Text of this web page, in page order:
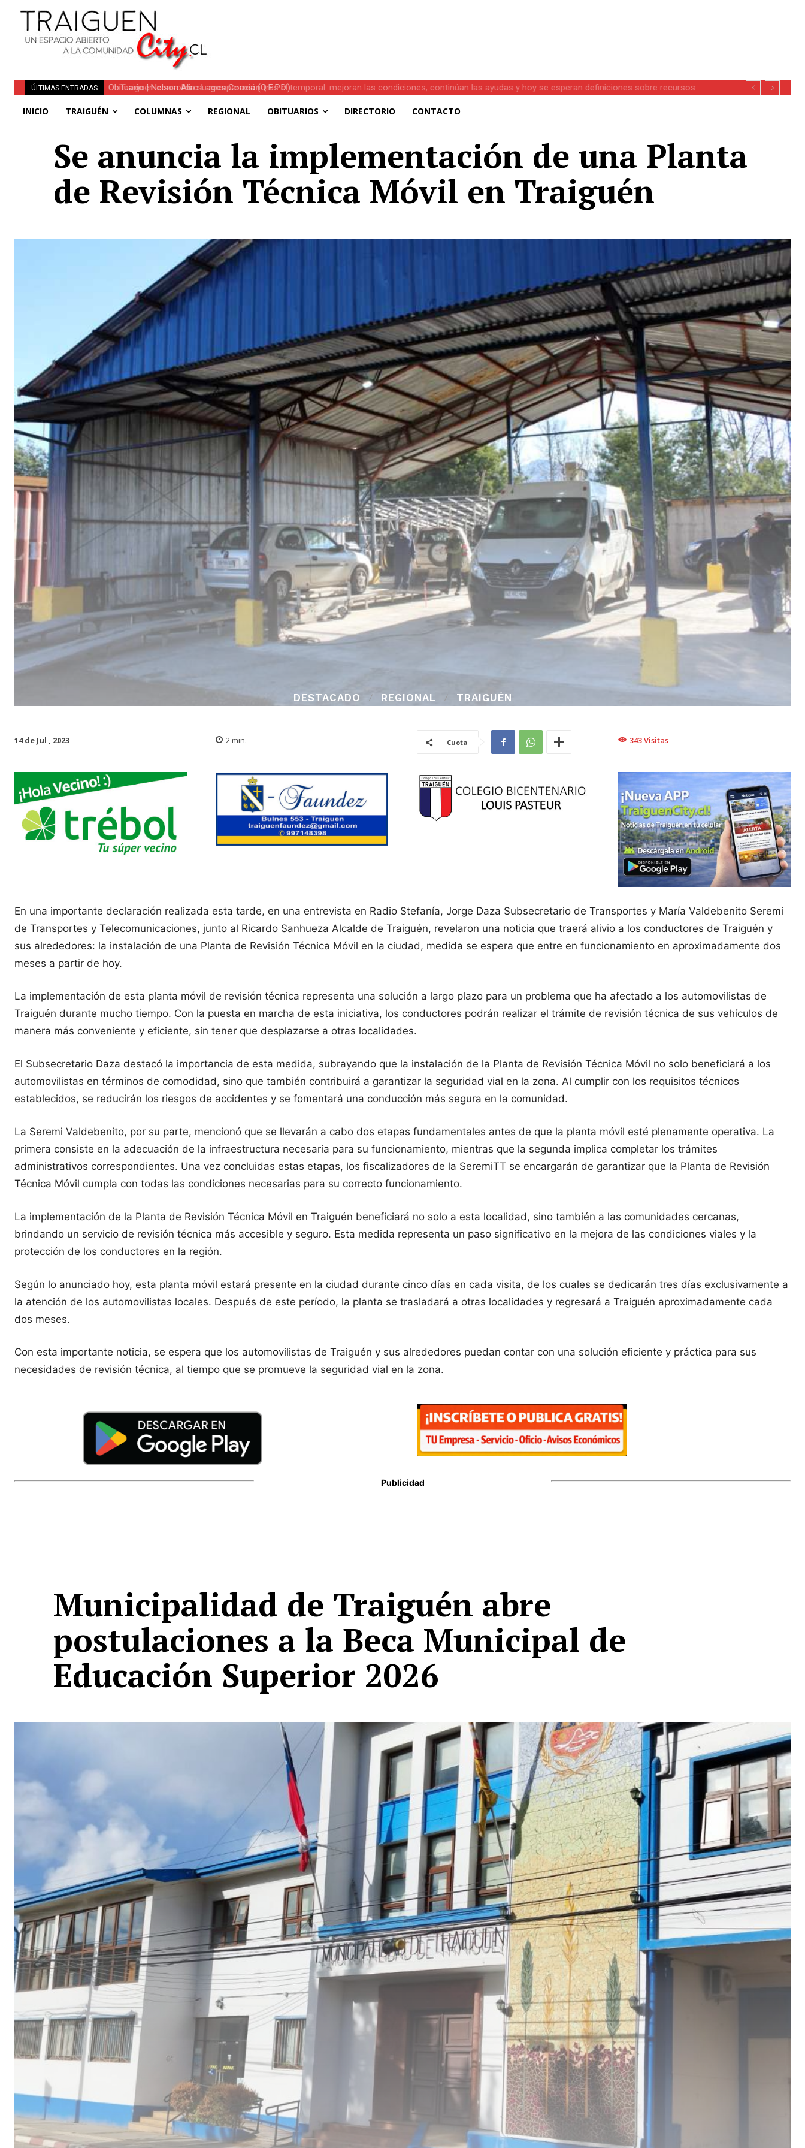
ÚLTIMAS ENTRADAS
Traiguén consolida su recuperación tras el temporal: mejoran las condiciones, continúan las ayudas y hoy se esperan definiciones sobre recursos
INICIO TRAIGUÉN COLUMNAS REGIONAL OBITUARIOS DIRECTORIO CONTACTO
Se anuncia la implementación de una Planta
de Revisión Técnica Móvil en Traiguén
DESTACADO REGIONAL TRAIGUÉN
14 de Jul , 2023 2 min. Cuota 343Visitas
En una importante declaración realizada esta tarde, en una entrevista en Radio Stefanía, Jorge Daza Subsecretario de Transportes y María Valdebenito Seremi
de Transportes y Telecomunicaciones, junto al Ricardo Sanhueza Alcalde de Traiguén, revelaron una noticia que traerá alivio a los conductores de Traiguén y
sus alrededores: la instalación de una Planta de Revisión Técnica Móvil en la ciudad, medida se espera que entre en funcionamiento en aproximadamente dos
meses a partir de hoy.
La implementación de esta planta móvil de revisión técnica representa una solución a largo plazo para un problema que ha afectado a los automovilistas de
Traiguén durante mucho tiempo. Con la puesta en marcha de esta iniciativa, los conductores podrán realizar el trámite de revisión técnica de sus vehículos de
manera más conveniente y eficiente, sin tener que desplazarse a otras localidades.
El Subsecretario Daza destacó la importancia de esta medida, subrayando que la instalación de la Planta de Revisión Técnica Móvil no solo beneficiará a los
automovilistas en términos de comodidad, sino que también contribuirá a garantizar la seguridad vial en la zona. Al cumplir con los requisitos técnicos
establecidos, se reducirán los riesgos de accidentes y se fomentará una conducción más segura en la comunidad.
La Seremi Valdebenito, por su parte, mencionó que se llevarán a cabo dos etapas fundamentales antes de que la planta móvil esté plenamente operativa. La
primera consiste en la adecuación de la infraestructura necesaria para su funcionamiento, mientras que la segunda implica completar los trámites
administrativos correspondientes. Una vez concluidas estas etapas, los fiscalizadores de la SeremiTT se encargarán de garantizar que la Planta de Revisión
Técnica Móvil cumpla con todas las condiciones necesarias para su correcto funcionamiento.
La implementación de la Planta de Revisión Técnica Móvil en Traiguén beneficiará no solo a esta localidad, sino también a las comunidades cercanas,
brindando un servicio de revisión técnica más accesible y seguro. Esta medida representa un paso significativo en la mejora de las condiciones viales y la
protección de los conductores en la región.
Según lo anunciado hoy, esta planta móvil estará presente en la ciudad durante cinco días en cada visita, de los cuales se dedicarán tres días exclusivamente a
la atención de los automovilistas locales. Después de este período, la planta se trasladará a otras localidades y regresará a Traiguén aproximadamente cada
dos meses.
Con esta importante noticia, se espera que los automovilistas de Traiguén y sus alrededores puedan contar con una solución eficiente y práctica para sus
necesidades de revisión técnica, al tiempo que se promueve la seguridad vial en la zona.
Publicidad